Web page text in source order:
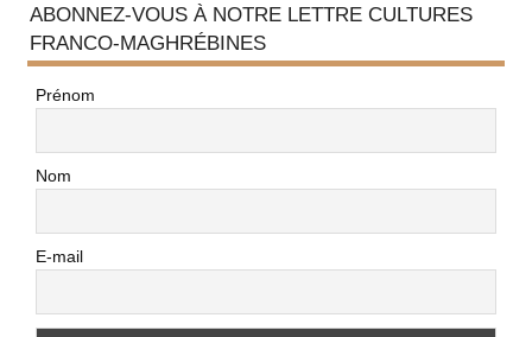
ABONNEZ-VOUS À NOTRE LETTRE CULTURES
FRANCO-MAGHRÉBINES
Prénom
Nom
E-mail